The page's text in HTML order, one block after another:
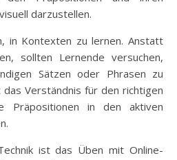
darzustellen.
in Kontexten zu lernen. Anstatt
sollten Lernende versuchen,
Sätzen oder Phrasen zu
Verständnis für den richtigen
Präpositionen in den aktiven
ist das Üben mit Online-